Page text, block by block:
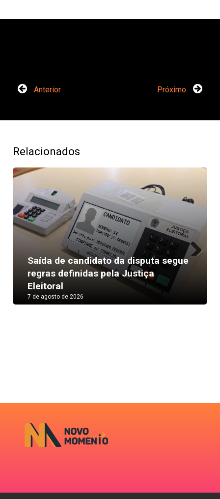
Anterior Próximo
Relacionados
Saída de candidato da disputa segue
regras definidas pela Justiça
Eleitoral
7 de agosto de 2026